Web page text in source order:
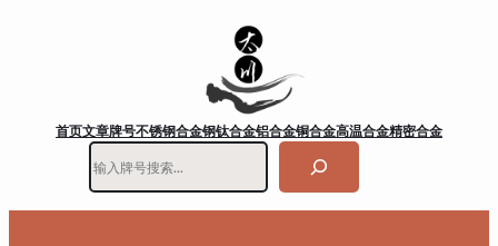
首页文章牌号不锈钢合金钢钛合金铝合金铜合金高温合金精密合金